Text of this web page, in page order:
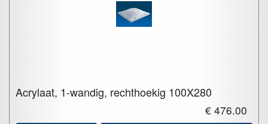
Acrylaat, 1-wandig, rechthoekig 100X280
€ 476.00